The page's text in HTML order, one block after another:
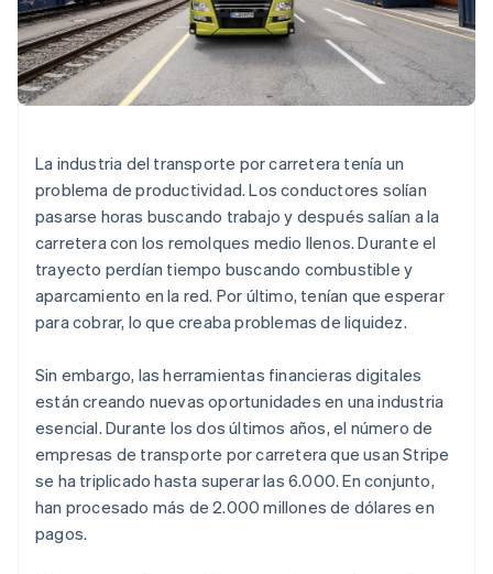
Radar
Prevención de fraude
Atlas
Constitución de una startup
Eliminación de dióxido de carbono
Identity
Verificación de identidad en línea
Stripe Sessions 2026
para la IA.
Ver ahora
Sector público
Comercio minorista
Socios
Stripe App Marketplace
La industria del transporte por carretera tenía un
problema de productividad. Los conductores solían
pasarse horas buscando trabajo y después salían a la
carretera con los remolques medio llenos. Durante el
trayecto perdían tiempo buscando combustible y
aparcamiento en la red. Por último, tenían que esperar
para cobrar, lo que creaba problemas de liquidez.
Sin embargo, las herramientas financieras digitales
están creando nuevas oportunidades en una industria
esencial. Durante los dos últimos años, el número de
empresas de transporte por carretera que usan Stripe
se ha triplicado hasta superar las 6.000. En conjunto,
han procesado más de 2.000 millones de dólares en
pagos.